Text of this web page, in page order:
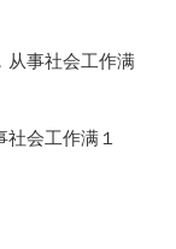
事社会工作满
会工作满１